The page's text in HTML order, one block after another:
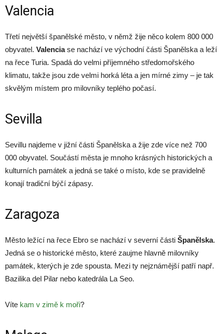
Valencia
Třetí největší španělské město, v němž žije něco kolem 800 000
obyvatel. Valenciase nachází ve východní části Španělska a leží
na řece Turia. Spadá do velmi příjemného středomořského
klimatu, takže jsou zde velmi horká léta a jen mírné zimy – je tak
skvělým místem pro milovníky teplého počasí.
Sevilla
Sevillu najdeme v jižní části Španělska a žije zde více než 700
000 obyvatel. Součástí města je mnoho krásných historických a
kulturních památek a jedná se také o místo, kde se pravidelně
konají tradiční býčí zápasy.
Zaragoza
Město ležící na řece Ebro se nachází v severní části Španělska.
Jedná se o historické město, které zaujme hlavně milovníky
památek, kterých je zde spousta. Mezi ty nejznámější patří např.
Bazilika del Pilar nebo katedrála La Seo.
Víte kam v zimě k moři?